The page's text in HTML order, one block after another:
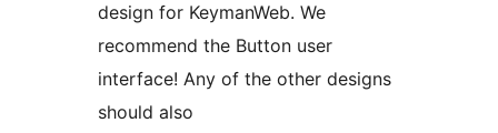
design for KeymanWeb. We
recommend the Button user
interface! Any of the other designs
should also